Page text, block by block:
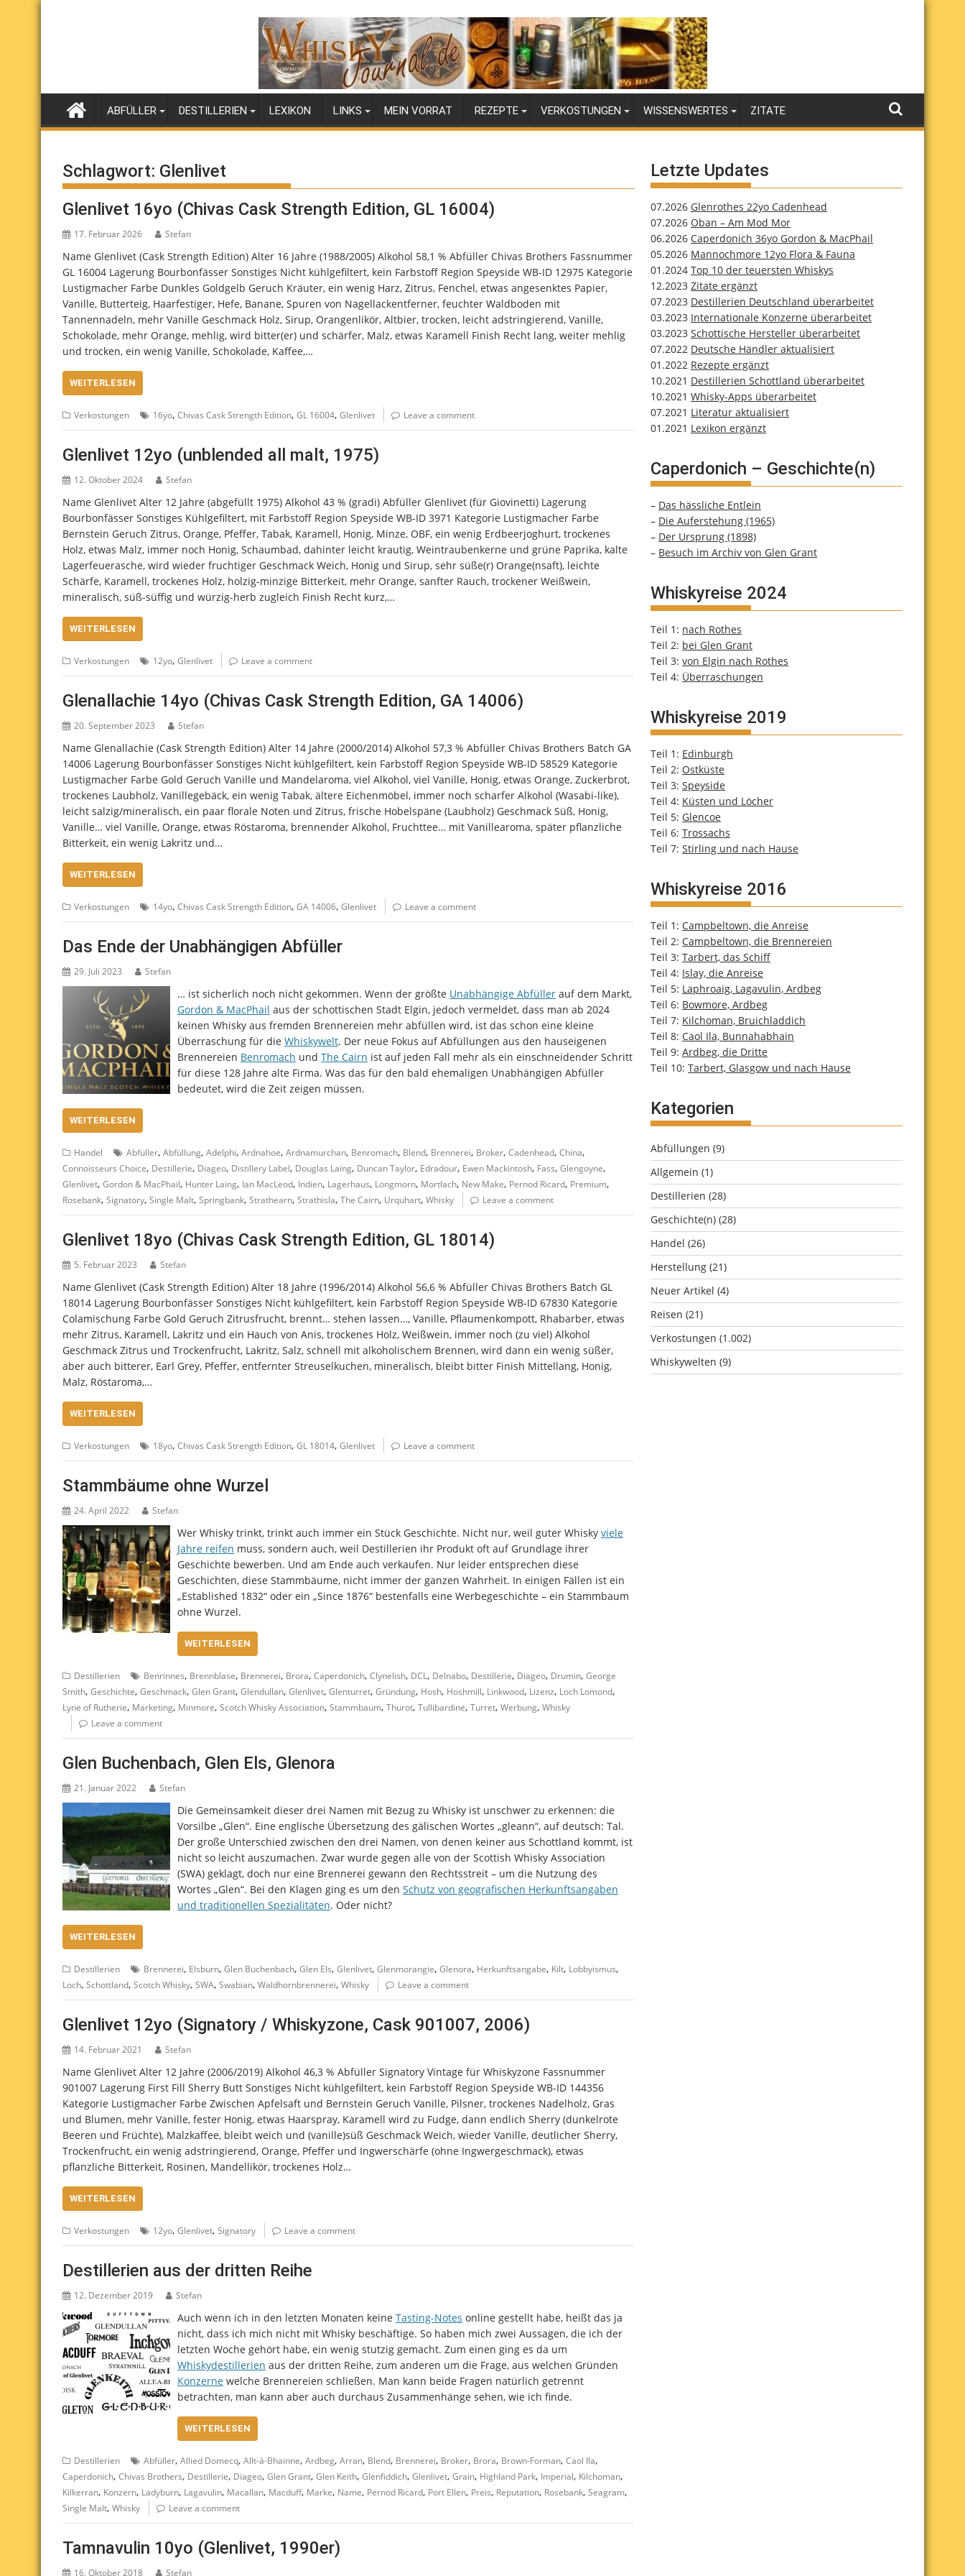
Skip
ABFÜLLER DESTILLERIEN LEXIKON LINKS MEIN VORRAT REZEPTE VERKOSTUNGEN WISSENSWERTES ZITATE
Schlagwort: Glenlivet
Glenlivet 16yo (Chivas Cask Strength Edition, GL 16004)
17. Februar 2026 Stefan
Name Glenlivet (Cask Strength Edition) Alter 16 Jahre (1988/2005) Alkohol 58,1 % Abfüller Chivas Brothers Fassnummer
GL 16004 Lagerung Bourbonfässer Sonstiges Nicht kühlgefiltert, kein Farbstoff Region Speyside WB-ID 12975 Kategorie
Lustigmacher Farbe Dunkles Goldgelb Geruch Kräuter, ein wenig Harz, Zitrus, Fenchel, etwas angesenktes Papier,
Vanille, Butterteig, Haarfestiger, Hefe, Banane, Spuren von Nagellackentferner, feuchter Waldboden mit
Tannennadeln, mehr Vanille Geschmack Holz, Sirup, Orangenlikör, Altbier, trocken, leicht adstringierend, Vanille,
Schokolade, mehr Orange, mehlig, wird bitter(er) und schärfer, Malz, etwas Karamell Finish Recht lang, weiter mehlig
und trocken, ein wenig Vanille, Schokolade, Kaffee,…
WEITERLESEN
Verkostungen 16yo, Chivas Cask Strength Edition, GL 16004, Glenlivet Leave a comment
Glenlivet 12yo (unblended all malt, 1975)
12. Oktober 2024 Stefan
Name Glenlivet Alter 12 Jahre (abgefüllt 1975) Alkohol 43 % (gradi) Abfüller Glenlivet (für Giovinetti) Lagerung
Bourbonfässer Sonstiges Kühlgefiltert, mit Farbstoff Region Speyside WB-ID 3971 Kategorie Lustigmacher Farbe
Bernstein Geruch Zitrus, Orange, Pfeffer, Tabak, Karamell, Honig, Minze, OBF, ein wenig Erdbeerjoghurt, trockenes
Holz, etwas Malz, immer noch Honig, Schaumbad, dahinter leicht krautig, Weintraubenkerne und grüne Paprika, kalte
Lagerfeuerasche, wird wieder fruchtiger Geschmack Weich, Honig und Sirup, sehr süße(r) Orange(nsaft), leichte
Schärfe, Karamell, trockenes Holz, holzig-minzige Bitterkeit, mehr Orange, sanfter Rauch, trockener Weißwein,
mineralisch, süß-süffig und würzig-herb zugleich Finish Recht kurz,…
WEITERLESEN
Verkostungen 12yo, Glenlivet Leave a comment
Glenallachie 14yo (Chivas Cask Strength Edition, GA 14006)
20. September 2023 Stefan
Name Glenallachie (Cask Strength Edition) Alter 14 Jahre (2000/2014) Alkohol 57,3 % Abfüller Chivas Brothers Batch GA
14006 Lagerung Bourbonfässer Sonstiges Nicht kühlgefiltert, kein Farbstoff Region Speyside WB-ID 58529 Kategorie
Lustigmacher Farbe Gold Geruch Vanille und Mandelaroma, viel Alkohol, viel Vanille, Honig, etwas Orange, Zuckerbrot,
trockenes Laubholz, Vanillegebäck, ein wenig Tabak, ältere Eichenmöbel, immer noch scharfer Alkohol (Wasabi-like),
leicht salzig/mineralisch, ein paar florale Noten und Zitrus, frische Hobelspäne (Laubholz) Geschmack Süß, Honig,
Vanille… viel Vanille, Orange, etwas Röstaroma, brennender Alkohol, Fruchttee… mit Vanillearoma, später pflanzliche
Bitterkeit, ein wenig Lakritz und…
WEITERLESEN
Verkostungen 14yo, Chivas Cask Strength Edition, GA 14006, Glenlivet Leave a comment
Das Ende der Unabhängigen Abfüller
29. Juli 2023 Stefan
… ist sicherlich noch nicht gekommen. Wenn der größte Unabhängige Abfüller auf dem Markt,
Gordon & MacPhail aus der schottischen Stadt Elgin, jedoch vermeldet, dass man ab 2024
keinen Whisky aus fremden Brennereien mehr abfüllen wird, ist das schon eine kleine
Überraschung für die Whiskywelt. Der neue Fokus auf Abfüllungen aus den hauseigenen
Brennereien Benromach und The Cairn ist auf jeden Fall mehr als ein einschneidender Schritt
für diese 128 Jahre alte Firma. Was das für den bald ehemaligen Unabhängigen Abfüller
bedeutet, wird die Zeit zeigen müssen.
WEITERLESEN
Handel Abfüller, Abfüllung, Adelphi, Ardnahoe, Ardnamurchan, Benromach, Blend, Brennerei, Broker, Cadenhead, China,
Connoisseurs Choice, Destillerie, Diageo, Distillery Label, Douglas Laing, Duncan Taylor, Edradour, Ewen Mackintosh, Fass, Glengoyne,
Glenlivet, Gordon & MacPhail, Hunter Laing, Ian MacLeod, Indien, Lagerhaus, Longmorn, Mortlach, New Make, Pernod Ricard, Premium,
Rosebank, Signatory, Single Malt, Springbank, Strathearn, Strathisla, The Cairn, Urquhart, Whisky Leave a comment
Glenlivet 18yo (Chivas Cask Strength Edition, GL 18014)
5. Februar 2023 Stefan
Name Glenlivet (Cask Strength Edition) Alter 18 Jahre (1996/2014) Alkohol 56,6 % Abfüller Chivas Brothers Batch GL
18014 Lagerung Bourbonfässer Sonstiges Nicht kühlgefiltert, kein Farbstoff Region Speyside WB-ID 67830 Kategorie
Colamischung Farbe Gold Geruch Zitrusfrucht, brennt… stehen lassen…, Vanille, Pflaumenkompott, Rhabarber, etwas
mehr Zitrus, Karamell, Lakritz und ein Hauch von Anis, trockenes Holz, Weißwein, immer noch (zu viel) Alkohol
Geschmack Zitrus und Trockenfrucht, Lakritz, Salz, schnell mit alkoholischem Brennen, wird dann ein wenig süßer,
aber auch bitterer, Earl Grey, Pfeffer, entfernter Streuselkuchen, mineralisch, bleibt bitter Finish Mittellang, Honig,
Malz, Röstaroma,…
WEITERLESEN
Verkostungen 18yo, Chivas Cask Strength Edition, GL 18014, Glenlivet Leave a comment
Stammbäume ohne Wurzel
24. April 2022 Stefan
Wer Whisky trinkt, trinkt auch immer ein Stück Geschichte. Nicht nur, weil guter Whisky viele
Jahre reifen muss, sondern auch, weil Destillerien ihr Produkt oft auf Grundlage ihrer
Geschichte bewerben. Und am Ende auch verkaufen. Nur leider entsprechen diese
Geschichten, diese Stammbäume, nicht immer der ganzen Wahrheit. In einigen Fällen ist ein
„Established 1832“ oder ein „Since 1876“ bestenfalls eine Werbegeschichte – ein Stammbaum
ohne Wurzel.
WEITERLESEN
Destillerien Benrinnes, Brennblase, Brennerei, Brora, Caperdonich, Clynelish, DCL, Delnabo, Destillerie, Diageo, Drumin, George
Smith, Geschichte, Geschmack, Glen Grant, Glendullan, Glenlivet, Glenturret, Gründung, Hosh, Hoshmill, Linkwood, Lizenz, Loch Lomond,
Lyne of Rutherie, Marketing, Minmore, Scotch Whisky Association, Stammbaum, Thurot, Tullibardine, Turret, Werbung, Whisky
Leave a comment
Glen Buchenbach, Glen Els, Glenora
21. Januar 2022 Stefan
Die Gemeinsamkeit dieser drei Namen mit Bezug zu Whisky ist unschwer zu erkennen: die
Vorsilbe „Glen“. Eine englische Übersetzung des gälischen Wortes „gleann“, auf deutsch: Tal.
Der große Unterschied zwischen den drei Namen, von denen keiner aus Schottland kommt, ist
nicht so leicht auszumachen. Zwar wurde gegen alle von der Scottish Whisky Association
(SWA) geklagt, doch nur eine Brennerei gewann den Rechtsstreit – um die Nutzung des
Wortes „Glen“. Bei den Klagen ging es um den Schutz von geografischen Herkunftsangaben
und traditionellen Spezialitäten. Oder nicht?
WEITERLESEN
Destillerien Brennerei, Elsburn, Glen Buchenbach, Glen Els, Glenlivet, Glenmorangie, Glenora, Herkunftsangabe, Kilt, Lobbyismus,
Loch, Schottland, Scotch Whisky, SWA, Swabian, Waldhornbrennerei, Whisky Leave a comment
Glenlivet 12yo (Signatory / Whiskyzone, Cask 901007, 2006)
14. Februar 2021 Stefan
Name Glenlivet Alter 12 Jahre (2006/2019) Alkohol 46,3 % Abfüller Signatory Vintage für Whiskyzone Fassnummer
901007 Lagerung First Fill Sherry Butt Sonstiges Nicht kühlgefiltert, kein Farbstoff Region Speyside WB-ID 144356
Kategorie Lustigmacher Farbe Zwischen Apfelsaft und Bernstein Geruch Vanille, Pilsner, trockenes Nadelholz, Gras
und Blumen, mehr Vanille, fester Honig, etwas Haarspray, Karamell wird zu Fudge, dann endlich Sherry (dunkelrote
Beeren und Früchte), Malzkaffee, bleibt weich und (vanille)süß Geschmack Weich, wieder Vanille, deutlicher Sherry,
Trockenfrucht, ein wenig adstringierend, Orange, Pfeffer und Ingwerschärfe (ohne Ingwergeschmack), etwas
pflanzliche Bitterkeit, Rosinen, Mandellikör, trockenes Holz…
WEITERLESEN
Verkostungen 12yo, Glenlivet, Signatory Leave a comment
Destillerien aus der dritten Reihe
12. Dezember 2019 Stefan
Auch wenn ich in den letzten Monaten keine Tasting-Notes online gestellt habe, heißt das ja
nicht, dass ich mich nicht mit Whisky beschäftige. So haben mich zwei Aussagen, die ich der
letzten Woche gehört habe, ein wenig stutzig gemacht. Zum einen ging es da um
Whiskydestillerien aus der dritten Reihe, zum anderen um die Frage, aus welchen Gründen
Konzerne welche Brennereien schließen. Man kann beide Fragen natürlich getrennt
betrachten, man kann aber auch durchaus Zusammenhänge sehen, wie ich finde.
WEITERLESEN
Destillerien Abfüller, Allied Domecq, Allt-á-Bhainne, Ardbeg, Arran, Blend, Brennerei, Broker, Brora, Brown-Forman, Caol Ila,
Caperdonich, Chivas Brothers, Destillerie, Diageo, Glen Grant, Glen Keith, Glenfiddich, Glenlivet, Grain, Highland Park, Imperial, Kilchoman,
Kilkerran, Konzern, Ladyburn, Lagavulin, Macallan, Macduff, Marke, Name, Pernod Ricard, Port Ellen, Preis, Reputation, Rosebank, Seagram,
Single Malt, Whisky Leave a comment
Tamnavulin 10yo (Glenlivet, 1990er)
16. Oktober 2018 Stefan
Letzte Updates
07.2026 Glenrothes 22yo Cadenhead
07.2026 Oban – Am Mod Mor
06.2026 Caperdonich 36yo Gordon & MacPhail
05.2026 Mannochmore 12yo Flora & Fauna
01.2024 Top 10 der teuersten Whiskys
12.2023 Zitate ergänzt
07.2023 Destillerien Deutschland überarbeitet
03.2023 Internationale Konzerne überarbeitet
03.2023 Schottische Hersteller überarbeitet
07.2022 Deutsche Händler aktualisiert
01.2022 Rezepte ergänzt
10.2021 Destillerien Schottland überarbeitet
10.2021 Whisky-Apps überarbeitet
07.2021 Literatur aktualisiert
01.2021 Lexikon ergänzt
Caperdonich – Geschichte(n)
– Das hässliche Entlein
– Die Auferstehung (1965)
– Der Ursprung (1898)
– Besuch im Archiv von Glen Grant
Whiskyreise 2024
Teil 1: nach Rothes
Teil 2: bei Glen Grant
Teil 3: von Elgin nach Rothes
Teil 4: Überraschungen
Whiskyreise 2019
Teil 1: Edinburgh
Teil 2: Ostküste
Teil 3: Speyside
Teil 4: Küsten und Löcher
Teil 5: Glencoe
Teil 6: Trossachs
Teil 7: Stirling und nach Hause
Whiskyreise 2016
Teil 1: Campbeltown, die Anreise
Teil 2: Campbeltown, die Brennereien
Teil 3: Tarbert, das Schiff
Teil 4: Islay, die Anreise
Teil 5: Laphroaig, Lagavulin, Ardbeg
Teil 6: Bowmore, Ardbeg
Teil 7: Kilchoman, Bruichladdich
Teil 8: Caol Ila, Bunnahabhain
Teil 9: Ardbeg, die Dritte
Teil 10: Tarbert, Glasgow und nach Hause
Kategorien
Abfüllungen (9)
Allgemein (1)
Destillerien (28)
Geschichte(n) (28)
Handel (26)
Herstellung (21)
Neuer Artikel (4)
Reisen (21)
Verkostungen (1.002)
Whiskywelten (9)